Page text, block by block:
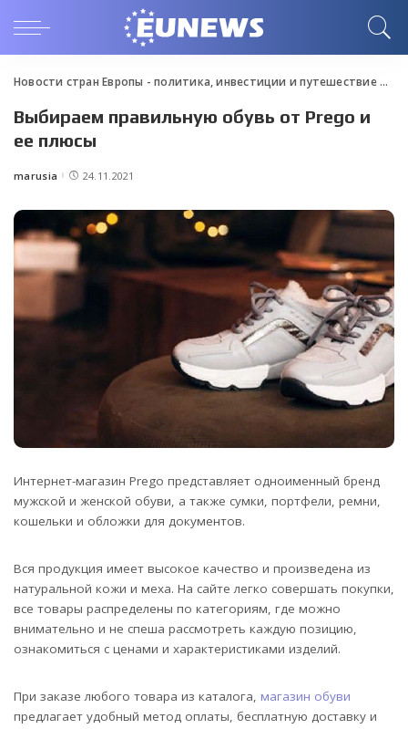
Новости стран Европы - политика, инвестиции и путешествие>
Выбираем правильную обувь от Prego и
ее плюсы
Posted
marusia 24.11.2021
Интернет-магазин Prego представляет одноименный бренд
мужской и женской обуви, а также сумки, портфели, ремни,
кошельки и обложки для документов.
Вся продукция имеет высокое качество и произведена из
натуральной кожи и меха. На сайте легко совершать покупки,
все товары распределены по категориям, где можно
внимательно и не спеша рассмотреть каждую позицию,
ознакомиться с ценами и характеристиками изделий.
При заказе любого товара из каталога, магазин обуви
предлагает удобный метод оплаты, бесплатную доставку и